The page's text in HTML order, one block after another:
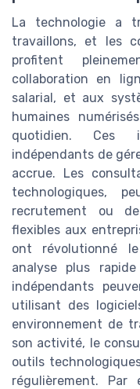
La technologie a
travaillons, et les
profitent
collaboration en
salarial, et aux
humaines
quotidien. Ces
indépendants de
accrue. Les
technologiques,
recrutement ou
flexibles aux
ont révolutionné
analyse plus
indépendants
utilisant des
environnement de
son activité, le
outils
régulièrement.